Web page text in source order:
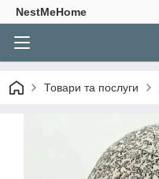
NestMeHome
Товари та послуги